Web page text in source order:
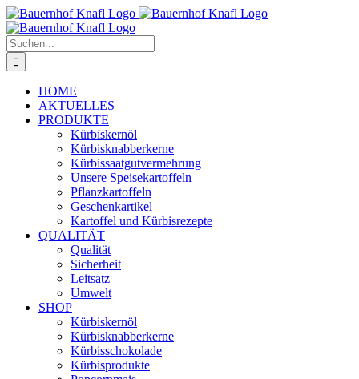
Zum
Inhalt
springen
Suche
nach:
HOME
AKTUELLES
PRODUKTE
Kürbiskernöl
Kürbisknabberkerne
Kürbissaatgutvermehrung
Unsere Speisekartoffeln
Pflanzkartoffeln
Geschenkartikel
Kartoffel und Kürbisrezepte
QUALITÄT
Qualität
Sicherheit
Leitsatz
Umwelt
SHOP
Kürbiskernöl
Kürbisknabberkerne
Kürbisschokolade
Kürbisprodukte